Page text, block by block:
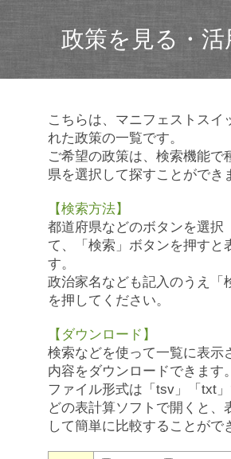
政策を見る・活
こちらは、マニフェストスイ
れた政策の一覧です。
ご希望の政策は、検索機能で
県を選択して探すことができ
【検索方法】
都道府県などのボタンを選択
て、「検索」ボタンを押すと
す。
政治家名なども記入のうえ「
を押してください。
【ダウンロード】
検索などを使って一覧に表示
内容をダウンロードできます。
ファイル形式は「tsv」「txt
どの表計算ソフトで開くと、
して簡単に比較することがで